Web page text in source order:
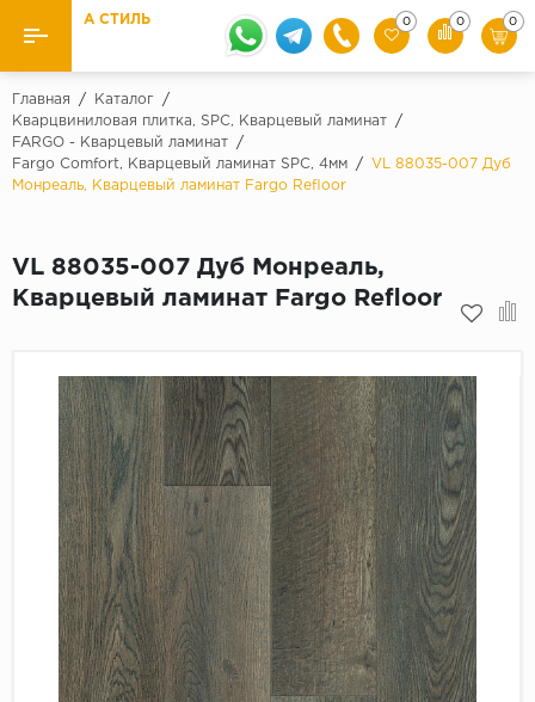
Назад
Ламинат
Quick Step
31 класс
32 класс
33 класс
Палитра
Серый
Бежевый
Дуб светлый
Коричневый
Ковролин и ковровая плитка
Плитка ПВХ
Плинтус
Кварцевый ламинат SPC
Подложка под паркет и ламинат
А СТИЛЬ 0 0 0
Главная / Каталог
/
Кварцвиниловая плитка, SPC, Кварцевый ламинат
/
FARGO - Кварцевый ламинат
/
Fargo Comfort, Кварцевый ламинат SPC, 4мм
/
VL 88035-007 Дуб
Монреаль, Кварцевый ламинат Fargo Refloor
VL 88035-007 Дуб Монреаль,
Кварцевый ламинат Fargo Refloor